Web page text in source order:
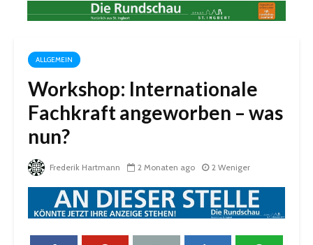
ALLGEMEIN
Workshop: Internationale
Fachkraft angeworben – was
nun?
Frederik Hartmann 2 Monaten ago 2 Weniger